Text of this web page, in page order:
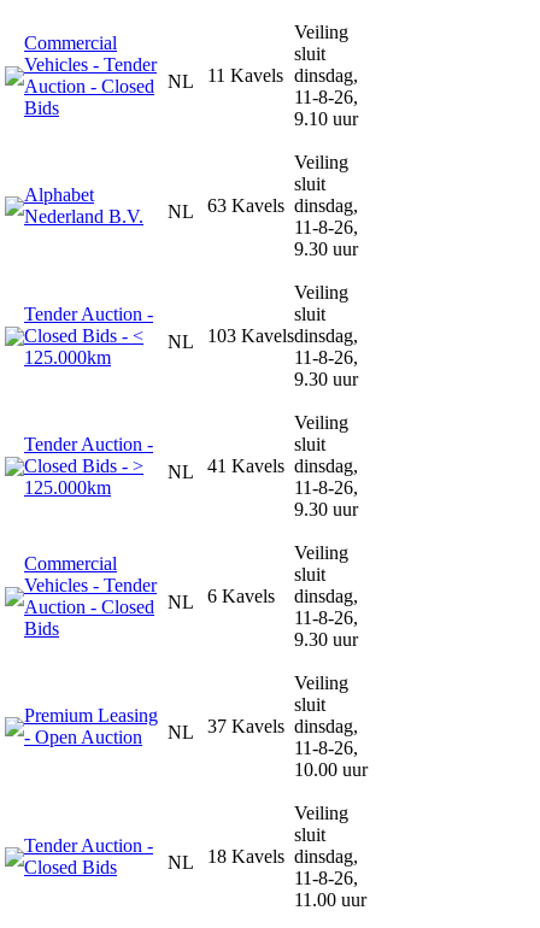
Commercial
Vehicles - Tender
Auction - Closed
Bids
NL 11 Kavels
Veiling
sluit
dinsdag,
11-8-26,
9.10 uur
Alphabet
Nederland B.V.
NL 63 Kavels
Veiling
sluit
dinsdag,
11-8-26,
9.30 uur
Tender Auction -
Closed Bids - <
125.000km
NL 103 Kavels
Veiling
sluit
dinsdag,
11-8-26,
9.30 uur
Tender Auction -
Closed Bids - >
125.000km
NL 41 Kavels
Veiling
sluit
dinsdag,
11-8-26,
9.30 uur
Commercial
Vehicles - Tender
Auction - Closed
Bids
NL 6 Kavels
Veiling
sluit
dinsdag,
11-8-26,
9.30 uur
Premium Leasing
- Open Auction
NL 37 Kavels
Veiling
sluit
dinsdag,
11-8-26,
10.00 uur
Tender Auction -
Closed Bids
NL 18 Kavels
Veiling
sluit
dinsdag,
11-8-26,
11.00 uur